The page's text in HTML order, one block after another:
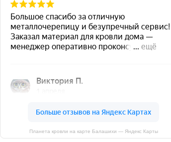
Планета кровли на карте Балашихи — Яндекс Карты